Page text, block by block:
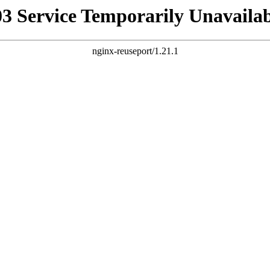
Service Temporarily
nginx-reuseport/1.21.1